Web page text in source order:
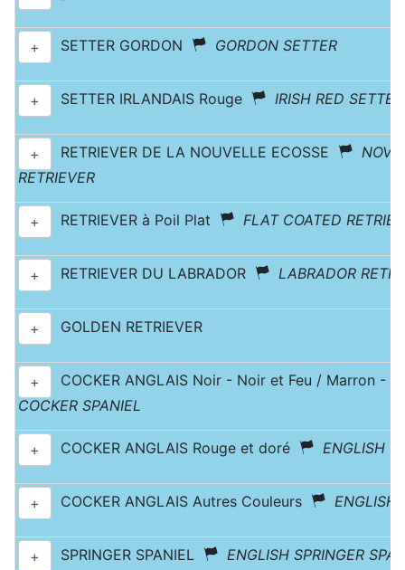
+ SETTER GORDON GORDON SETTER
+ SETTER IRLANDAIS Rouge IRISH RED SETTER
+ RETRIEVER DE LA NOUVELLE ECOSSE
RETRIEVER
+ RETRIEVER à Poil Plat FLAT COATED
+ RETRIEVER DU LABRADOR LABRADOR
+ GOLDEN RETRIEVER
+
COCKER ANGLAIS Noir - Noir et Feu / Marron -
COCKER SPANIEL
+ COCKER ANGLAIS Rouge et doré ENGLISH
+ COCKER ANGLAIS Autres Couleurs ENGLISH
+ SPRINGER SPANIEL ENGLISH SPRINGER